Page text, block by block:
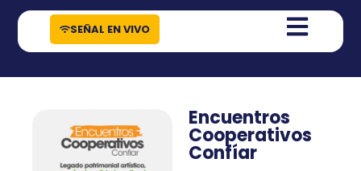
contenido
SEÑAL EN VIVO
Encuentros
Cooperativos
Confíar